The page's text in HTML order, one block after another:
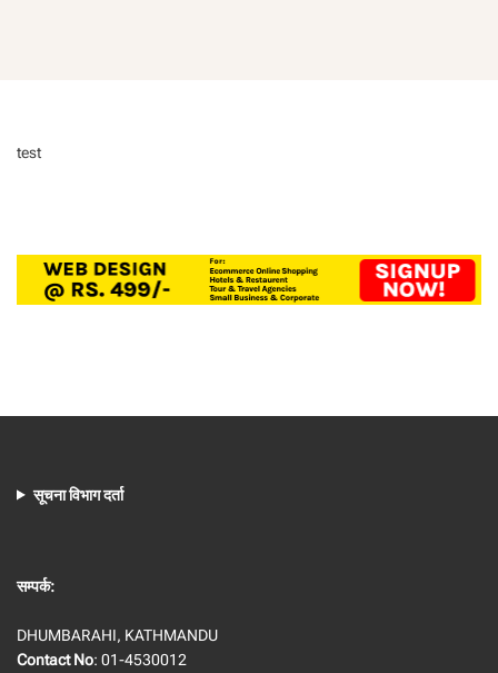
test
सूचना विभाग दर्ता
सम्पर्क:
DHUMBARAHI, KATHMANDU
Contact No: 01-4530012